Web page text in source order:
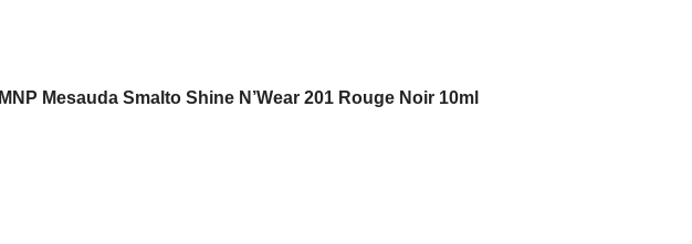
MNP Mesauda Smalto Shine N’Wear 201 Rouge Noir 10ml